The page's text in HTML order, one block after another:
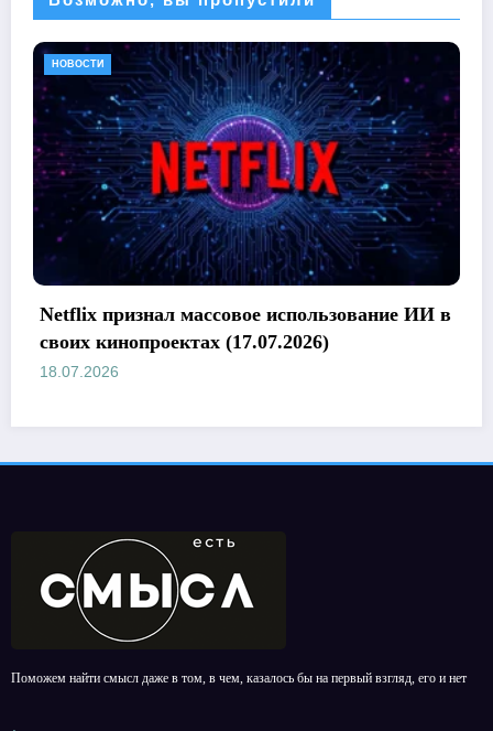
ИИ в
НОВОСТИ
Петр Федоров и Паулина Андреева
в сериале об ИИ (14.07.2026)
Поможем найти смысл даже в том, в чем, казалось бы на первый взгляд, его и нет